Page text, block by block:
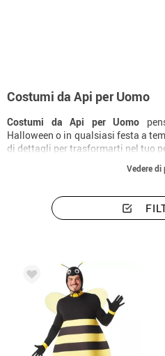
Costumi da Api per Uomo
Costumi da Api per Uomo
Halloween o in qualsiasi festa a
di dettagli per trasformarti nel tuo
Vedere